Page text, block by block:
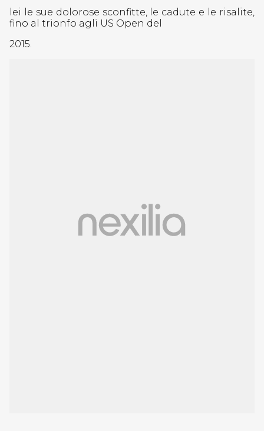
lei le sue dolorose sconfitte, le cadute e le risalite,
fino al trionfo agli US Open del
2015.